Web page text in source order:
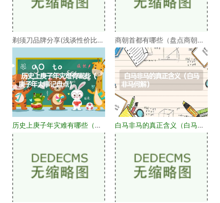
剃须刀品牌分享(浅谈性价比高
的剃须刀品牌）
商朝首都有哪些（盘点商朝的
十几个首都）
历史上庚子年灾难有哪些（庚
子年大事记盘点）
白马非马的真正含义（白马非
马何解）